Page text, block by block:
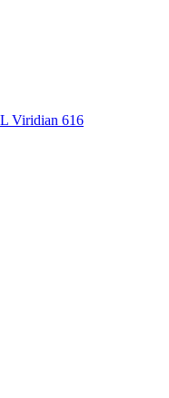
Viridian 616